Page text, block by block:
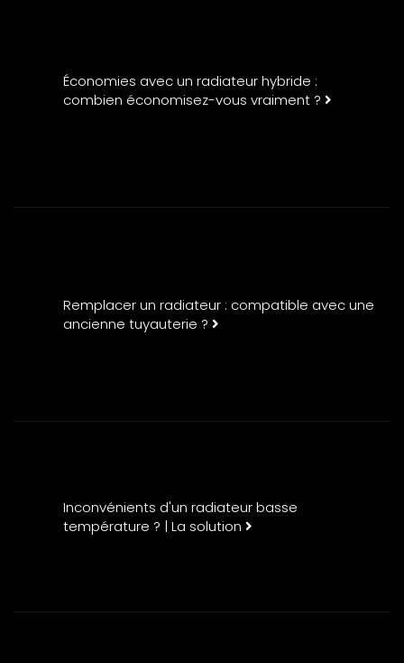
Économies avec un radiateur hybride :
combien économisez-vous vraiment ?
Remplacer un radiateur : compatible avec une
ancienne tuyauterie ?
Inconvénients d'un radiateur basse
température ? | La solution